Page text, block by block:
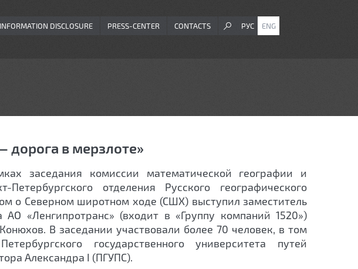
INFORMATION DISCLOSURE PRESS-CENTER CONTACTS РУС ENG
в мерзлоте»
заседания комиссии математической географии и
Петербургского отделения Русского географического
о Северном широтном ходе (СШХ) выступил заместитель
АО «Ленгипротранс» (входит в «Группу компаний 1520»)
В заседании участвовали более 70 человек, в том
государственного университета путей
Александра I (ПГУПС).